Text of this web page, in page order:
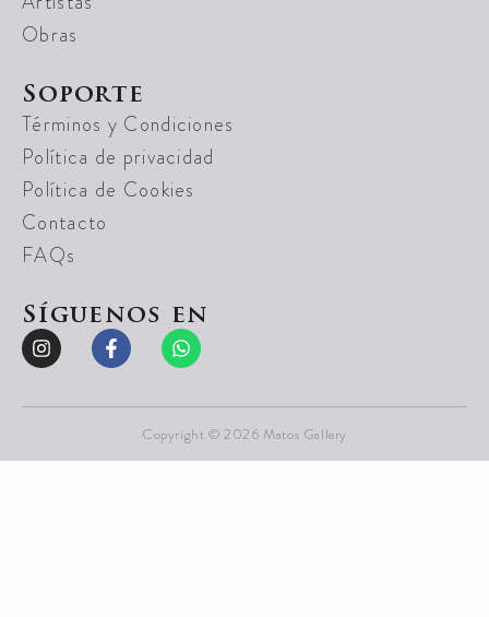
Obras
Soporte
Términos y Condiciones
Política de privacidad
Política de Cookies
Contacto
FAQs
Síguenos en
Copyright © 2026 Matos Gallery